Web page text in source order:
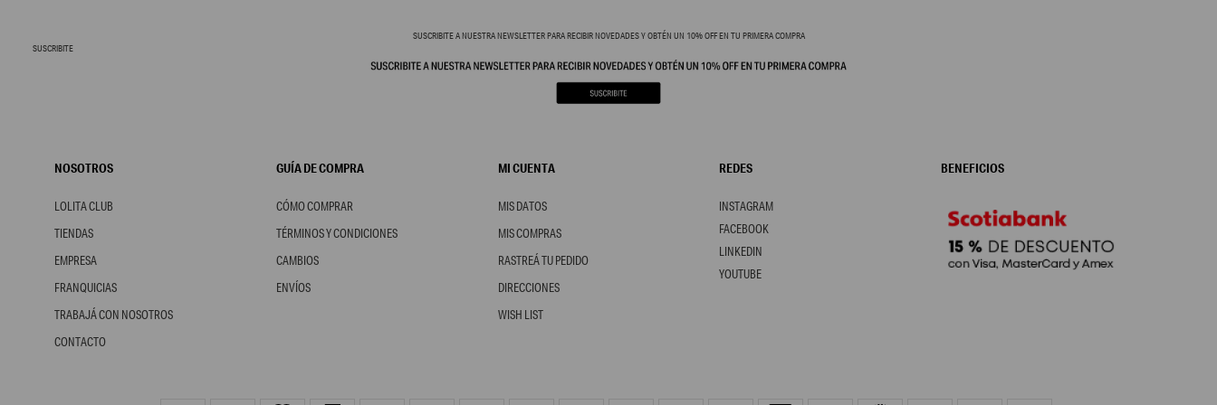
SUSCRIBITE A NUESTRA NEWSLETTER PARA RECIBIR NOVEDADES Y OBTÉN UN 10% OFF EN TU PRIMERA COMPRA
SUSCRIBITE
NOSOTROS
LOLITA CLUB
TIENDAS
EMPRESA
FRANQUICIAS
TRABAJÁ CON NOSOTROS
CONTACTO
GUÍA DE COMPRA
CÓMO COMPRAR
TÉRMINOS Y CONDICIONES
CAMBIOS
ENVÍOS
MI CUENTA
MIS DATOS
MIS COMPRAS
RASTREÁ TU PEDIDO
DIRECCIONES
WISH LIST
REDES
FACEBOOK
YOUTUBE
INSTAGRAM
LINKEDIN
BENEFICIOS